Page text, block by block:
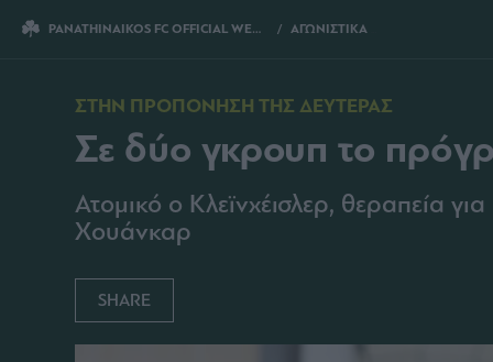
PANATHINAIKOS FC OFFICIAL WEBSITE ΑΓΩΝΙΣΤΙΚΑ
ΣΤΗΝ ΠΡΟΠΟΝΗΣΗ ΤΗΣ ΔΕΥΤΕΡΑΣ
Σε δύο γκρουπ το
Ατομικό ο Κλεϊνχέισλερ, θεραπεία
Χουάνκαρ
SHARE